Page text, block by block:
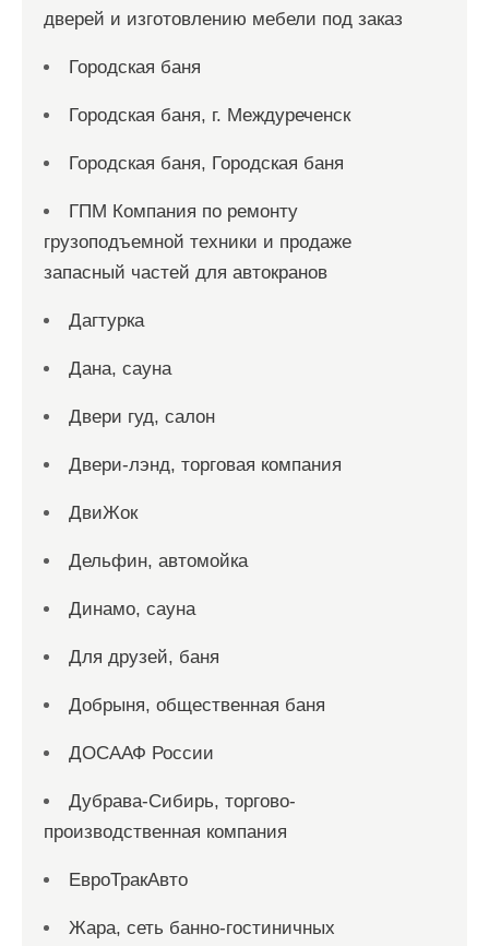
дверей и изготовлению мебели под заказ
Городская баня
Городская баня, г. Междуреченск
Городская баня, Городская баня
ГПМ Компания по ремонту
грузоподъемной техники и продаже
запасный частей для автокранов
Дагтурка
Дана, сауна
Двери гуд, салон
Двери-лэнд, торговая компания
ДвиЖок
Дельфин, автомойка
Динамо, сауна
Для друзей, баня
Добрыня, общественная баня
ДОСААФ России
Дубрава-Сибирь, торгово-
производственная компания
ЕвроТракАвто
Жара, сеть банно-гостиничных